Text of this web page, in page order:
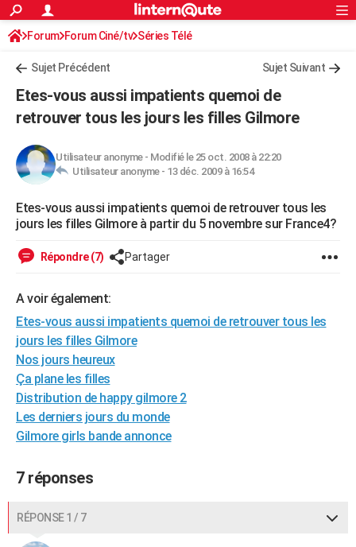
ACTUALITÉS
Politique
Société
Faits Divers
Education
Monde
Villes
+
Programme TV
Streaming
Cinéma
Sorties cinéma
Musique
FINANCE
Retraite
Impôts
Epargne
Immobilier
Risques naturels par ville
Banque
Assurance
Crédit
AUTO
Essais
Réserver un essai
Citadines
Berlines
SUV
Forum auto
+HIGH-TECH
Mobiles
Meilleur smartphone
Internet
Ordinateurs
Jeux vidéo
Guide high-tech
BRICOLAGE
WEEK-END
Art de vivre
Bien-être
Loisirs
Mode
Modes de vie
Alimentation
Guide de la santé
Maladies
Médicaments
Sommeil
VOYAGE
Destinations
City break
Voyage nature
Voyage de noces
Forum
Climat
+PHOTO
GUIDES D'ACHAT
BONS PLANS
CARTE DE VOEUX
Carte Bonne année
Carte Pâques
Biographies
Expressions
S'inscrire
Connexion
Forum Forum Ciné/tv Séries Télé
Sujet Précédent Sujet Suivant
Etes-vous aussi impatients quemoi de
retrouver tous les jours les filles Gilmore
Utilisateur anonyme- Modifié le 25 oct. 2008 à 22:20
Utilisateur anonyme - 13 déc. 2009 à 16:54
Etes-vous aussi impatients quemoi de retrouver tous les
jours les filles Gilmore à partir du 5 novembre sur France4?
Répondre (7) Partager
A voir également:
Etes-vous aussi impatients quemoi de retrouver tous les
jours les filles Gilmore
Nos jours heureux
Ça plane les filles
Distribution de happy gilmore 2
Les derniers jours du monde
Gilmore girls bande annonce
7 réponses
RÉPONSE 1 / 7